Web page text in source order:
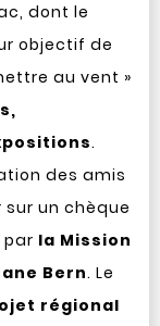
dont le
objectif de
au vent »
.
des amis
un chèque
par la Mission
Bern. Le
régional